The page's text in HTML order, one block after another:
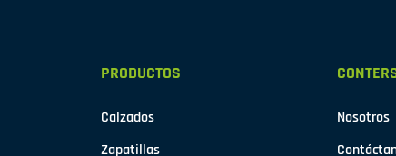
PRODUCTOS
Calzados
Zapatillas
Nosotros